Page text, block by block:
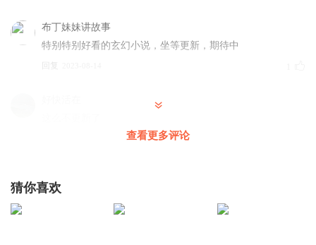
布丁妹妹讲故事
特别特别好看的玄幻小说，坐等更新，期待中
回复
查看更多评论
猜你喜欢